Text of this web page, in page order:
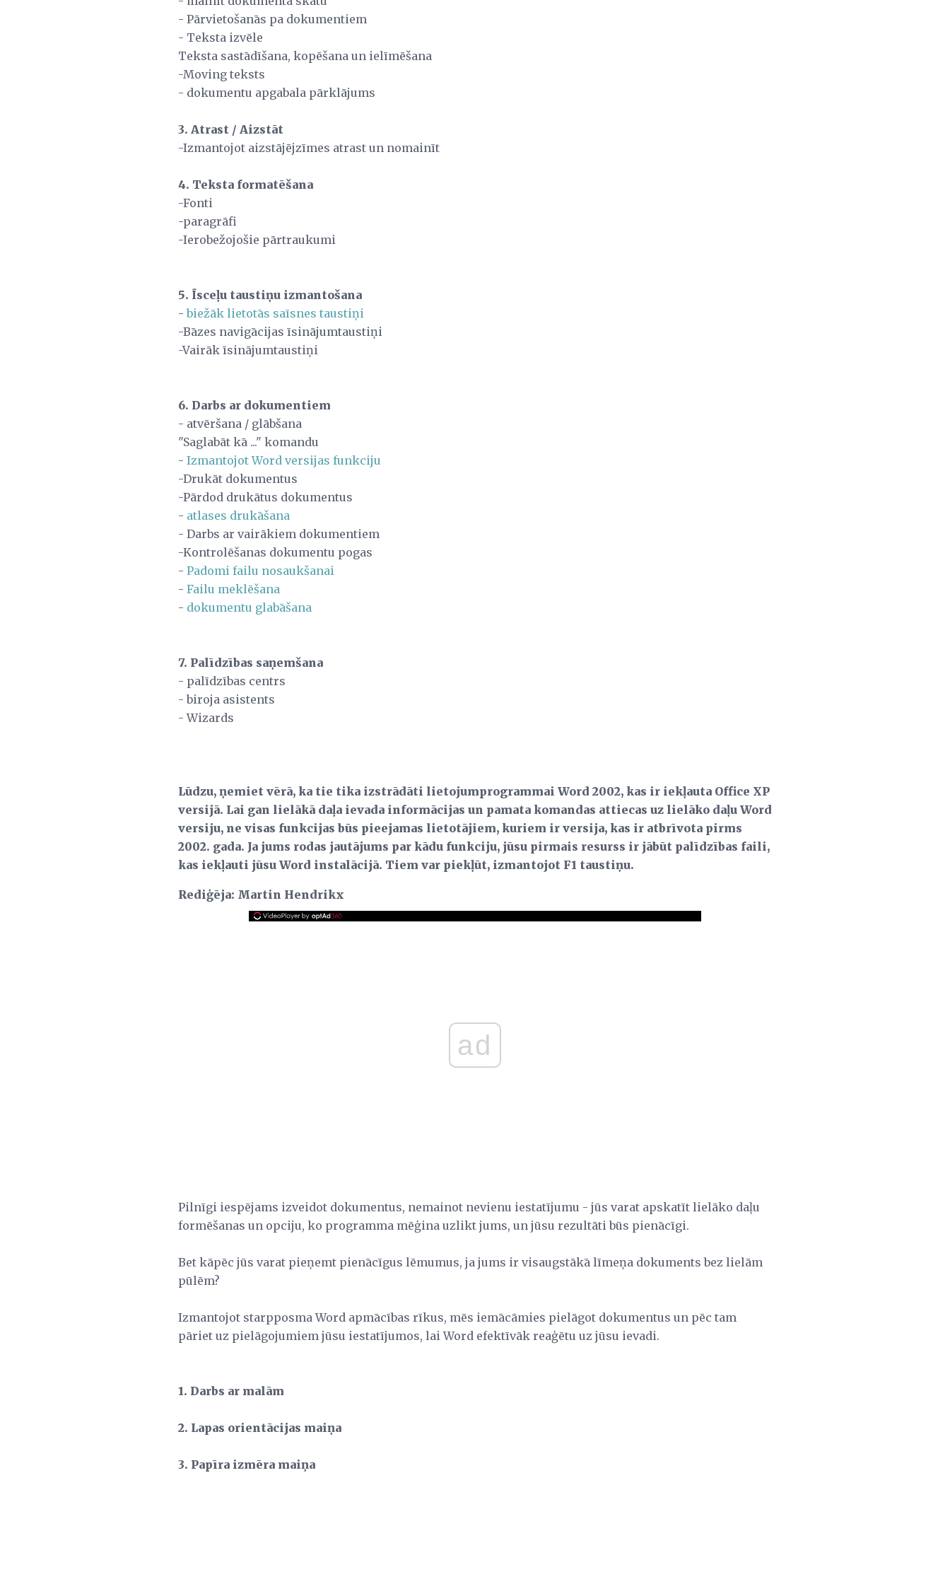
- Pārvietošanās pa dokumentiem
- Teksta izvēle
Teksta sastādīšana, kopēšana un ielīmēšana
-Moving teksts
- dokumentu apgabala pārklājums
3. Atrast / Aizstāt
-Izmantojot aizstājējzīmes atrast un nomainīt
4. Teksta formatēšana
-Fonti
-paragrāfi
-Ierobežojošie pārtraukumi
5. Īsceļu taustiņu izmantošana
-biežāk lietotās saīsnes taustiņi
-Bāzes navigācijas īsinājumtaustiņi
-Vairāk īsinājumtaustiņi
6. Darbs ar dokumentiem
- atvēršana / glābšana
"Saglabāt kā ..." komandu
- Izmantojot Word versijas funkciju
-Drukāt dokumentus
-Pārdod drukātus dokumentus
- atlases drukāšana
- Darbs ar vairākiem dokumentiem
-Kontrolēšanas dokumentu pogas
- Padomi failu nosaukšanai
- Failu meklēšana
- dokumentu glabāšana
7. Palīdzības saņemšana
- palīdzības centrs
- biroja asistents
- Wizards
Lūdzu, ņemiet vērā, ka tie tika izstrādāti lietojumprogrammai Word 2002, kas ir iekļauta Office XP
versijā. Lai gan lielākā daļa ievada informācijas un pamata komandas attiecas uz lielāko daļu Word
versiju, ne visas funkcijas būs pieejamas lietotājiem, kuriem ir versija, kas ir atbrīvota pirms
2002. gada. Ja jums rodas jautājums par kādu funkciju, jūsu pirmais resurss ir jābūt palīdzības faili,
kas iekļauti jūsu Word instalācijā. Tiem var piekļūt, izmantojot F1 taustiņu.
Rediģēja: Martin Hendrikx
ad
Pilnīgi iespējams izveidot dokumentus, nemainot nevienu iestatījumu - jūs varat apskatīt lielāko daļu
formēšanas un opciju, ko programma mēģina uzlikt jums, un jūsu rezultāti būs pienācīgi.
Bet kāpēc jūs varat pieņemt pienācīgus lēmumus, ja jums ir visaugstākā līmeņa dokuments bez lielām
pūlēm?
Izmantojot starpposma Word apmācības rīkus, mēs iemācāmies pielāgot dokumentus un pēc tam
pāriet uz pielāgojumiem jūsu iestatījumos, lai Word efektīvāk reaģētu uz jūsu ievadi.
1. Darbs ar malām
2. Lapas orientācijas maiņa
3. Papīra izmēra maiņa